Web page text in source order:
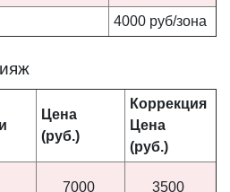
4000 руб/зона
Цена
(руб.)
Коррекция
Цена
(руб.)
7000 3500